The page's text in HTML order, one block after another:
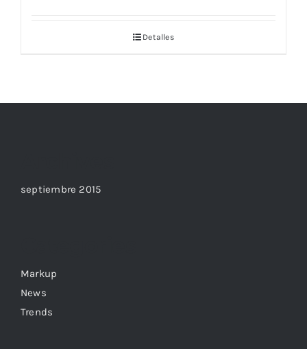
Detalles
septiembre 2015
Markup
News
Trends